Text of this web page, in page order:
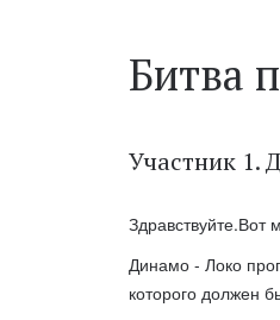
Битва
Участник 1.
Здравствуйте.Вот
Динамо - Локо
которого должен